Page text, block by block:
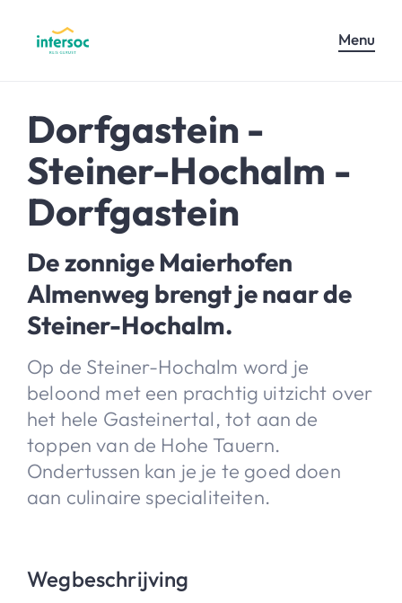
Menu
Dorfgastein -
Steiner-Hochalm -
Dorfgastein
De zonnige Maierhofen
Almenweg brengt je naar de
Steiner-Hochalm.
Op de Steiner-Hochalm word je
beloond met een prachtig uitzicht over
het hele Gasteinertal, tot aan de
toppen van de Hohe Tauern.
Ondertussen kan je je te goed doen
aan culinaire specialiteiten.
Wegbeschrijving